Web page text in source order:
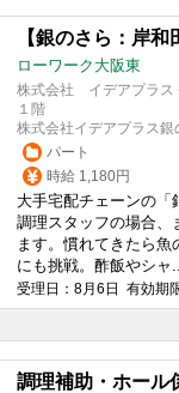
【銀のさら：岸
ローワーク大阪東
株式会社 イデアプラス
１階
株式会社イデアプラス銀
パート
時給 1,180円
大手宅配チェーンの「
調理スタッフの場合、
ます。慣れてきたら
にも挑戦。酢飯やシャ
受理日：8月6日 有効期
調理補助・ホール